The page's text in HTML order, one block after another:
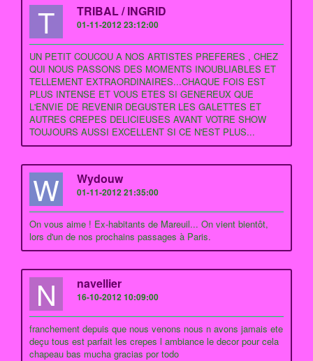
T TRIBAL / INGRID
01-11-2012 23:12:00
UN PETIT COUCOU A NOS ARTISTES PREFERES , CHEZ
QUI NOUS PASSONS DES MOMENTS INOUBLIABLES ET
TELLEMENT EXTRAORDINAIRES...CHAQUE FOIS EST
PLUS INTENSE ET VOUS ETES SI GENEREUX QUE
L'ENVIE DE REVENIR DEGUSTER LES GALETTES ET
AUTRES CREPES DELICIEUSES AVANT VOTRE SHOW
TOUJOURS AUSSI EXCELLENT SI CE N'EST PLUS...
W Wydouw
01-11-2012 21:35:00
On vous aime ! Ex-habitants de Mareuil... On vient bientôt,
lors d'un de nos prochains passages à Paris.
N navellier
16-10-2012 10:09:00
franchement depuis que nous venons nous n avons jamais ete
deçu tous est parfait les crepes l ambiance le decor pour cela
chapeau bas mucha gracias por todo